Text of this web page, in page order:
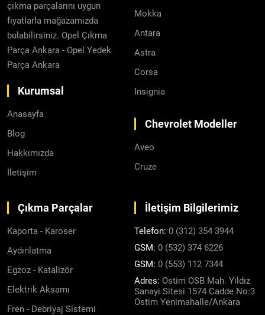
çıkma parçalarını uygun
fiyatlarla mağazamızda
bulabilirsiniz. Opel Çıkma
Parça Ankara - Opel Yedek
Parça Ankara
Kurumsal
Anasayfa
Blog
Hakkımızda
İletişim
Mokka
Antara
Astra
Corsa
Insignia
Chevrolet Modeller
Aveo
Cruze
Çıkma Parçalar
Kaporta - Karoser
Aydınlatma
Egzoz - Katalizör
Elektrik Aksamı
Fren - Debriyaj Sistemi
İletişim Bilgilerimiz
Telefon: 0 (312) 354 3944
GSM: 0 (532) 374 6226
GSM: 0 (553) 112 7344
Adres: Ostim OSB Mah. Yıldız
Sanayi Sitesi 1574 Cadde No:3
Ostim Yenimahalle/Ankara